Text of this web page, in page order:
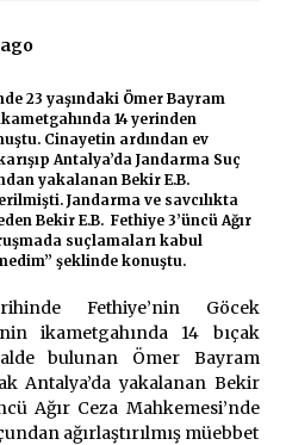
Taşınıyor: Çocuklardan
Acil Olaya Müdahale Edildi
HAZİRAN AYI MECLİS
DİNÇER AKYALI’DAN EĞİTİME
23 yaşındaki Ömer Bayram
14 yerinden
Cinayetin ardından ev
Antalya’da Jandarma Suç
yakalanan Bekir E.B.
Jandarma ve savcılıkta
Bekir E.B. Fethiye 3’üncü Ağır
suçlamaları kabul
şeklinde konuştu.
Fethiye’nin Göcek
ikametgahında 14 bıçak
bulunan Ömer Bayram
Antalya’da yakalanan Bekir
Ağır Ceza Mahkemesi’nde
ağırlaştırılmış müebbet